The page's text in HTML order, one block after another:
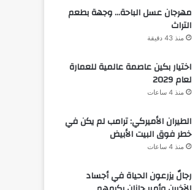
مهرجان عسل الباحة… وجهة بطعم
التراث
منذ 43 دقيقة
اختيار بكين عاصمة عالمية للعمارة
لعام 2029
منذ 4 ساعات
الطيران الأميركي: ترامب لم يكن في
خطر فوق البيت الأبيض
منذ 4 ساعات
رجالٌ يزرعون الحياة في أجساد